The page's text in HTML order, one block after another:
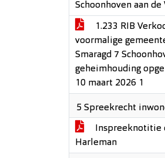
Schoonhoven aan de
1.233 RIB
voormalige
Smaragd 7
geheimhouding
10 maart 2026 1
5 Spreekrecht
Inspreeknotitie
Harleman